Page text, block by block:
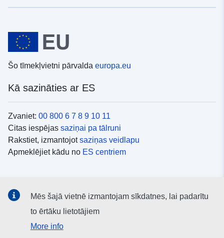
Šo tīmekļvietni pārvalda europa.eu
Kā sazināties ar ES
Zvaniet: 00 800 6 7 8 9 10 11
Citas iespējas saziņai pa tālruni
Rakstiet, izmantojotsaziņas veidlapu
Apmeklējiet kādu no ES centriem
ES kontisociālajos medijos
Mēs šajā vietnē izmantojam sīkdatnes, lai padarītu
to ērtāku lietotājiem
More info